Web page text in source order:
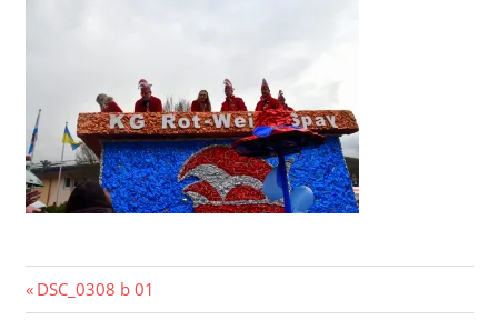
Beitragsnavigation
Vorheriger
Beitrag:
DSC_0308 b 01